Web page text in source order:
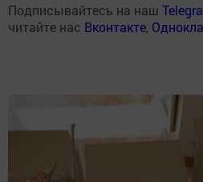
Подписывайтесь на наш
читайте нас Вконтакте,